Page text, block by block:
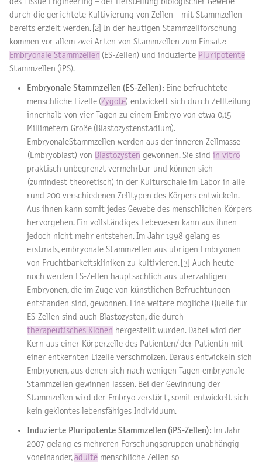
durch die gerichtete Kultivierung von Zellen – mit Stammzellen
bereits erzielt werden. [2] In der heutigen Stammzellforschung
kommen vor allem zwei Arten von Stammzellen zum Einsatz:
Embryonale Stammzellen (ES-Zellen) und induzierte Pluripotente
Stammzellen (iPS).
Embryonale Stammzellen (ES-Zellen): Eine befruchtete
menschliche Eizelle (Zygote) entwickelt sich durch Zellteilung
innerhalb von vier Tagen zu einem Embryo von etwa 0,15
Millimetern Größe (Blastozystenstadium).
EmbryonaleStammzellen werden aus der inneren Zellmasse
(Embryoblast) von Blastozysten gewonnen. Sie sind in vitro
praktisch unbegrenzt vermehrbar und können sich
(zumindest theoretisch) in der Kulturschale im Labor in alle
rund 200 verschiedenen Zelltypen des Körpers entwickeln.
Aus ihnen kann somit jedes Gewebe des menschlichen Körpers
hervorgehen. Ein vollständiges Lebewesen kann aus ihnen
jedoch nicht mehr entstehen. Im Jahr 1998 gelang es
erstmals, embryonale Stammzellen aus übrigen Embryonen
von Fruchtbarkeitskliniken zu kultivieren. [3] Auch heute
noch werden ES-Zellen hauptsächlich aus überzähligen
Embryonen, die im Zuge von künstlichen Befruchtungen
entstanden sind, gewonnen. Eine weitere mögliche Quelle für
ES-Zellen sind auch Blastozysten, die durch
therapeutisches Klonen hergestellt wurden. Dabei wird der
Kern aus einer Körperzelle des Patienten/ der Patientin mit
einer entkernten Eizelle verschmolzen. Daraus entwickeln sich
Embryonen, aus denen sich nach wenigen Tagen embryonale
Stammzellen gewinnen lassen. Bei der Gewinnung der
Stammzellen wird der Embryo zerstört, somit entwickelt sich
kein geklontes lebensfähiges Individuum.
Induzierte Pluripotente Stammzellen (iPS-Zellen): Im Jahr
2007 gelang es mehreren Forschungsgruppen unabhängig
voneinander, adulte menschliche Zellen so